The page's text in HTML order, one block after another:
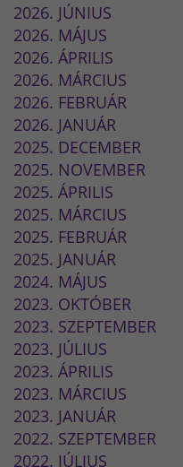
2026. JÚNIUS
2026. MÁJUS
2026. ÁPRILIS
2026. MÁRCIUS
2026. FEBRUÁR
2026. JANUÁR
2025. DECEMBER
2025. NOVEMBER
2025. ÁPRILIS
2025. MÁRCIUS
2025. FEBRUÁR
2025. JANUÁR
2024. MÁJUS
2023. OKTÓBER
2023. SZEPTEMBER
2023. JÚLIUS
2023. ÁPRILIS
2023. MÁRCIUS
2023. JANUÁR
2022. SZEPTEMBER
2022. JÚLIUS